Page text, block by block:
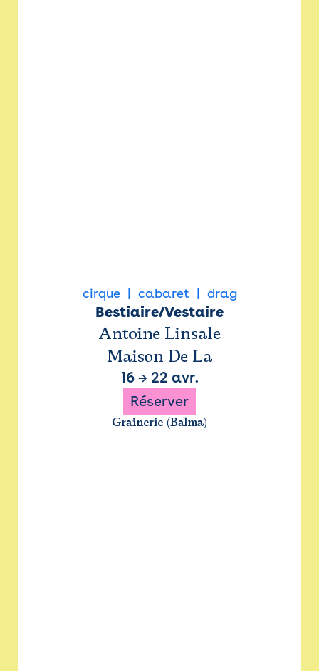
cirque cabaret drag
Bestiaire/Vestaire
Antoine Linsale
Maison De La
16→ 22 avr.
Réserver
Grainerie (Balma)